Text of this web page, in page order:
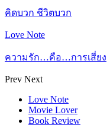
คิดบวก ชีวิตบวก
Love Note
ความรัก…คือ…การเสี่ยง
Prev Next
Love Note
Movie Lover
Book Review